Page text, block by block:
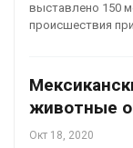
выставлено 150
происшествия
животные
Окт 18, 2020